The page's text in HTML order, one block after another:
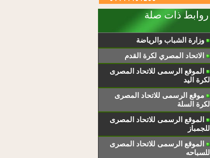
روابط ذات صلة
وزارة الشباب والرياضة
الاتحاد المصري لكرة القدم
الموقع الرسمى للاتحاد المصرى
لكرة اليد
موقع الرسمى للاتحاد المصرى
لكرة السلة
الموقع الرسمى للاتحاد المصرى
للجمباز
الموقع الرسمى للاتحاد المصرى
للسباحه